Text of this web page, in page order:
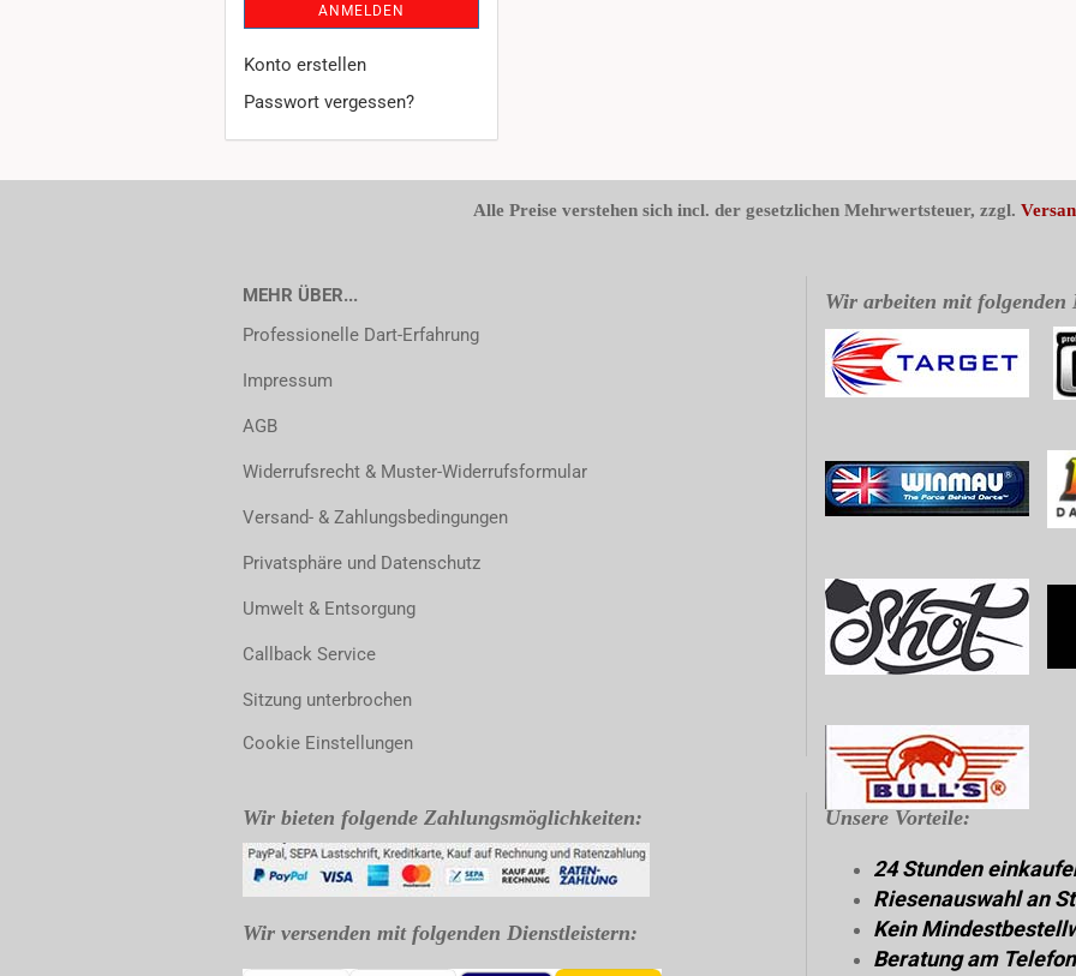
ANMELDEN
Konto erstellen
Passwort vergessen?
Alle Preise verstehen sich incl. der gesetzlichen Mehrwertsteuer, zzgl.
MEHR ÜBER...
Professionelle Dart-Erfahrung
Impressum
AGB
Widerrufsrecht & Muster-Widerrufsformular
Versand- & Zahlungsbedingungen
Privatsphäre und Datenschutz
Umwelt & Entsorgung
Callback Service
Sitzung unterbrochen
Cookie Einstellungen
Wir arbeiten mit folgenden
Wir bieten folgende Zahlungsmöglichkeiten:
Wir versenden mit folgenden Dienstleistern:
Unsere Vorteile:
24 Stunden
Riesenauswahl an
Kein
Beratung am Telefon